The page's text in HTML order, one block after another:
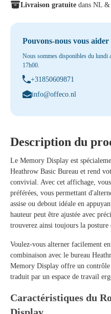
Livraison gratuite dans NL
Pouvons-nous vous aider
Nous sommes disponibles du lundi
17h00.
+31850609871
info@offeco.nl
Description du
Le Memory Display est
Heathrow Basic Bureau et rend
convivial. Avec cet affichage,
préférées, vous permettant
assise ou debout idéale en
hauteur peut être ajustée avec
trouverez ainsi toujours la
Voulez-vous alterner facilement
combinaison avec le bureau
Memory Display offre un
traduit par un espace de travail
Caractéristiques du